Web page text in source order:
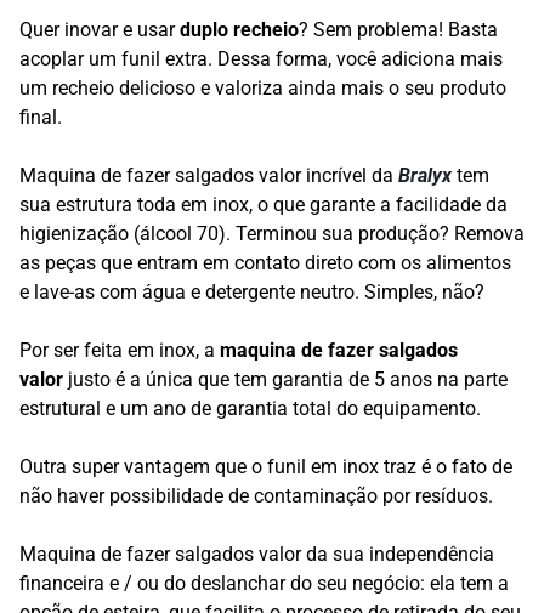
Quer inovar e usarduplo recheio? Sem problema! Basta
acoplar um funil extra. Dessa forma, você adiciona mais
um recheio delicioso e valoriza ainda mais o seu produto
final.
Maquina de fazer salgados valor incrível da Bralyx tem
sua estrutura toda em inox, o que garante a facilidade da
higienização (álcool 70). Terminou sua produção? Remova
as peças que entram em contato direto com os alimentos
e lave-as com água e detergente neutro. Simples, não?
Por ser feita em inox, a maquina de fazer salgados
valor justo é a única que tem garantia de 5 anos na parte
estrutural e um ano de garantia total do equipamento.
Outra super vantagem que o funil em inox traz é o fato de
não haver possibilidade de contaminação por resíduos.
Maquina de fazer salgados valor da sua independência
financeira e / ou do deslanchar do seu negócio: ela tem a